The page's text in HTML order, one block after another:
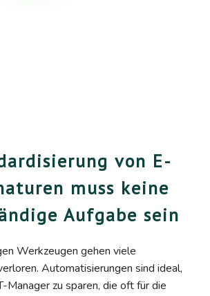
von E-
muss keine
Aufgabe sein
Werkzeugen gehen viele
Automatisierungen sind ideal,
Manager zu sparen, die oft für die